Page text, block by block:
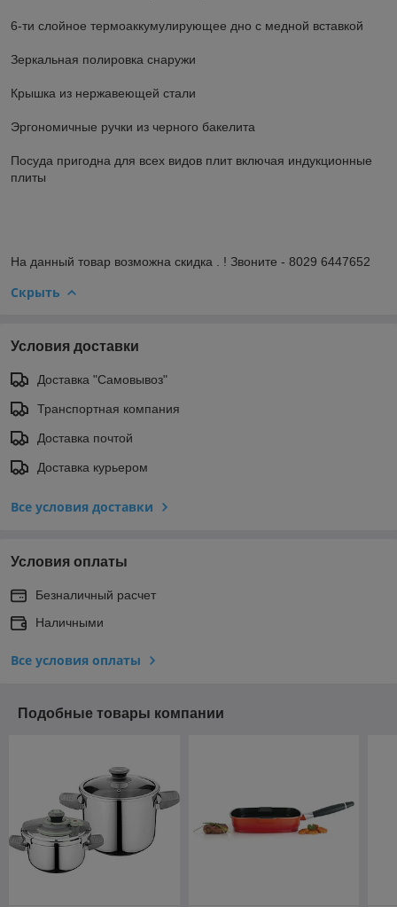
6-ти слойное термоаккумулирующее дно с медной вставкой
Зеркальная полировка снаружи
Крышка из нержавеющей стали
Эргономичные ручки из черного бакелита
Посуда пригодна для всех видов плит включая индукционные
плиты
На данный товар возможна скидка . ! Звоните - 8029 6447652
Скрыть
Условия доставки
Доставка "Самовывоз"
Транспортная компания
Доставка почтой
Доставка курьером
Все условия доставки
Условия оплаты
Безналичный расчет
Наличными
Все условия оплаты
Подобные товары компании